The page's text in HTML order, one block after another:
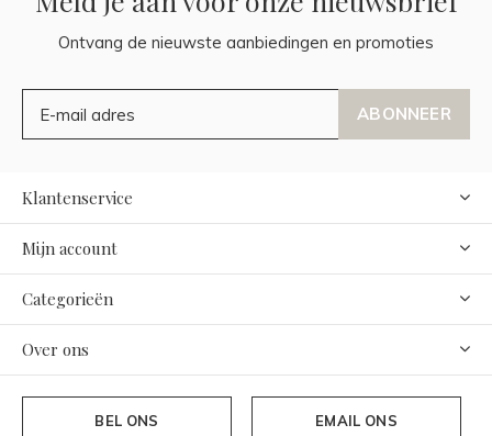
Ontvang de nieuwste aanbiedingen en promoties
ABONNEER
Klantenservice
Mijn account
Categorieën
Over ons
BEL ONS EMAIL ONS